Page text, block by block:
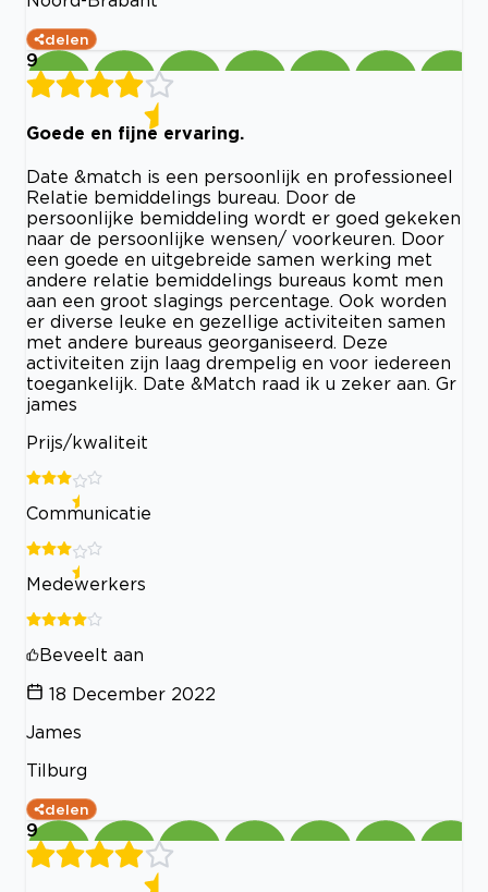
delen
9
Goede en fijne ervaring.
Date &match is een persoonlijk en professioneel
Relatie bemiddelings bureau. Door de
persoonlijke bemiddeling wordt er goed gekeken
naar de persoonlijke wensen/ voorkeuren. Door
een goede en uitgebreide samen werking met
andere relatie bemiddelings bureaus komt men
aan een groot slagings percentage. Ook worden
er diverse leuke en gezellige activiteiten samen
met andere bureaus georganiseerd. Deze
activiteiten zijn laag drempelig en voor iedereen
toegankelijk. Date &Match raad ik u zeker aan. Gr
james
Prijs/kwaliteit
Communicatie
Medewerkers
Beveelt aan
18 December 2022
James
Tilburg
delen
9